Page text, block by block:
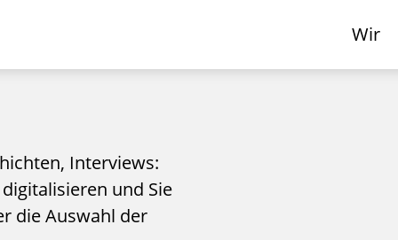
Wir
Interviews:
und Sie
die Auswahl der